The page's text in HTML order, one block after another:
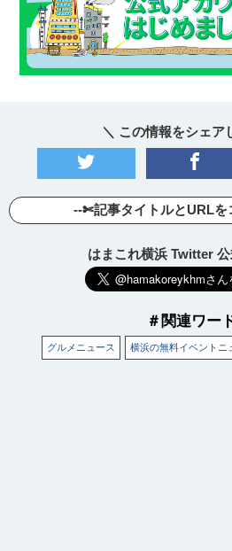
＼ この情報をシェア
--✄記事タイトルとURL
はまこれ横浜 Twitter
＃関連ワー
グルメニュース 横浜の無料イベントニ